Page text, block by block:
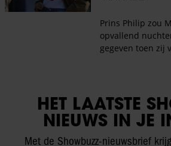
HET LAATSTE
NIEUWS IN JE
Met de Showbuzz-nieuwsbrief